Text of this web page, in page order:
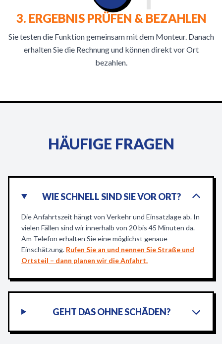
3. ERGEBNIS PRÜFEN & BEZAHLEN
Sie testen die Funktion gemeinsam mit dem Monteur. Danach
erhalten Sie die Rechnung und können direkt vor Ort
bezahlen.
HÄUFIGE FRAGEN
WIE SCHNELL SIND SIE VOR ORT?
Die Anfahrtszeit hängt von Verkehr und Einsatzlage ab. In
vielen Fällen sind wir innerhalb von 20 bis 45 Minuten da.
Am Telefon erhalten Sie eine möglichst genaue
Einschätzung. Rufen Sie an und nennen Sie Straße und
Ortsteil – dann planen wir die Anfahrt.
GEHT DAS OHNE SCHÄDEN?